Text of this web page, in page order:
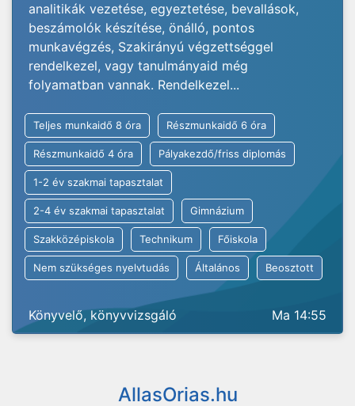
analitikák vezetése, egyeztetése, bevallások,
beszámolók készítése, önálló, pontos
munkavégzés, Szakirányú végzettséggel
rendelkezel, vagy tanulmányaid még
folyamatban vannak. Rendelkezel...
Teljes munkaidő 8 óra Részmunkaidő 6 óra
Részmunkaidő 4 óra Pályakezdő/friss diplomás
1-2 év szakmai tapasztalat
2-4 év szakmai tapasztalat Gimnázium
Szakközépiskola Technikum Főiskola
Nem szükséges nyelvtudás Általános Beosztott
Könyvelő, könyvvizsgáló Ma 14:55
AllasOrias.hu